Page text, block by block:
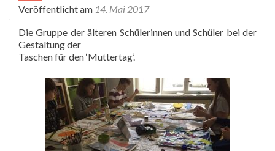
Veröffentlicht am 14. Mai 2017
Die Gruppe der älteren Schülerinnen und Schüler bei der
Gestaltung der
Taschen für den ‘Muttertag’.